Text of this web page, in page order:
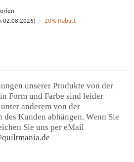
02.08.2026)
20% Rabatt
unserer Produkte von der
Form und Farbe sind leider
anderem von der
Kunden abhängen. Wenn Sie
Sie uns per eMail